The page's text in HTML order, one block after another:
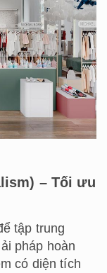
– Tối ưu
tập trung
pháp hoàn
có diện tích